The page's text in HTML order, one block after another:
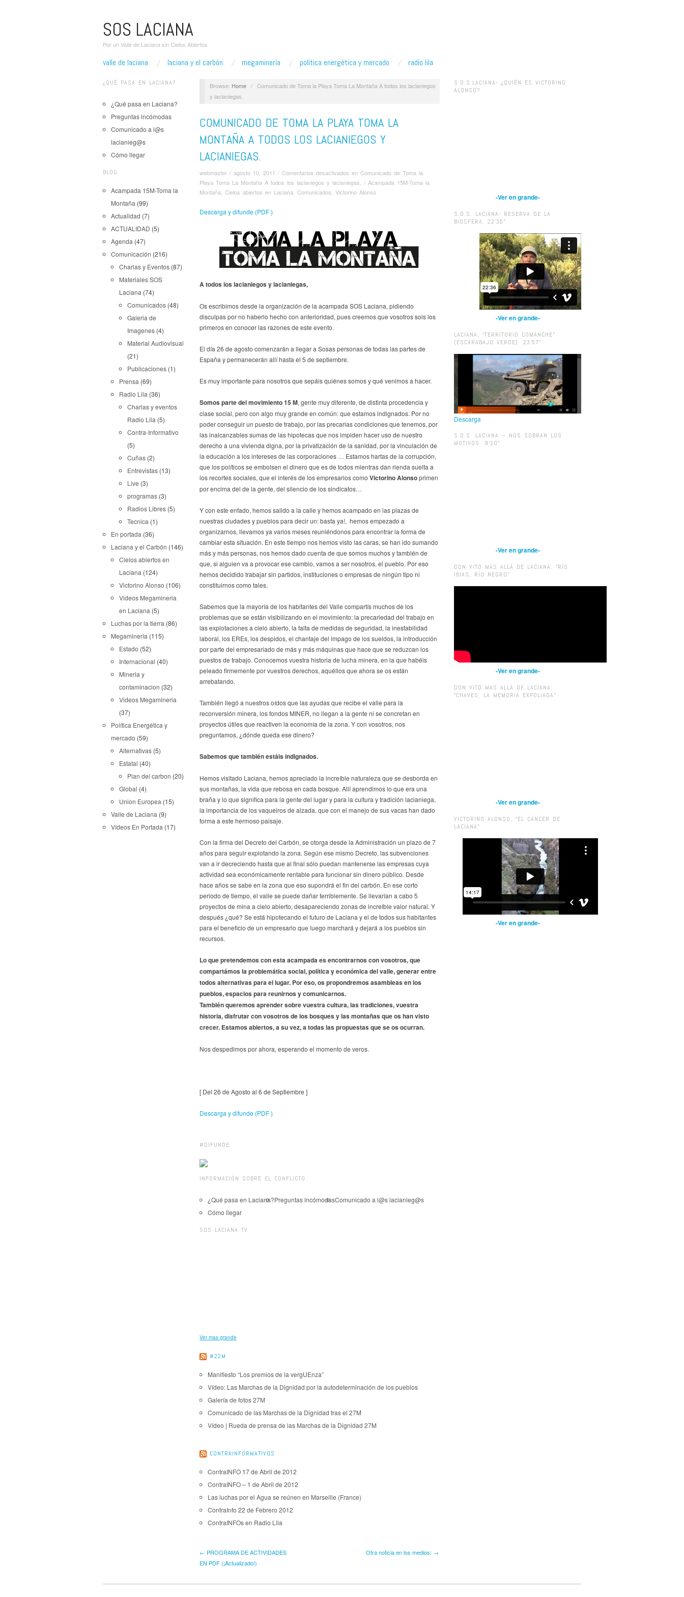
SOS LACIANA
Por un Valle de Laciana sin Cielos Abiertos
valle de laciana laciana y el carbón megaminería política energética y mercado radio lila
¿QUÉ PASA EN LACIANA?
¿Qué pasa en Laciana?
Preguntas incómodas
Comunicado a l@s
lacianieg@s
Cómo llegar
BLOG
Acampada 15M-Toma la
Montaña (99)
Actualidad (7)
ACTUALIDAD (5)
Agenda (47)
Comunicación (216)
Charlas y Eventos (87)
Materiales SOS
Laciana (74)
Comunicados (48)
Galeria de
Imagenes (4)
Material Audiovisual
(21)
Publicaciones (1)
Prensa (69)
Radio Lila (36)
Charlas y eventos
Radio Lila (5)
Contra-Informativo
(5)
Cuñas (2)
Entrevistas (13)
Live (3)
programas (3)
Radios Libres (5)
Tecnica (1)
En portada (36)
Laciana y el Carbón (146)
Cielos abiertos en
Laciana (124)
Victorino Alonso (106)
Videos Megamineria
en Laciana (5)
Luchas por la tierra (86)
Megaminería (115)
Estado (52)
Internacional (40)
Mineria y
contaminacion (32)
Videos Megamineria
(37)
Política Energética y
mercado (59)
Alternativas (5)
Estatal (40)
Plan del carbon (20)
Global (4)
Union Europea (15)
Valle de Laciana (9)
Vídeos En Portada (17)
Browse: Home / Comunicado de Toma la Playa Toma La Montaña A todos los lacianiegos
y lacianiegas.
COMUNICADO DE TOMA LA PLAYA TOMA LA
MONTAÑA A TODOS LOS LACIANIEGOS Y
LACIANIEGAS.
webmaster / agosto 10, 2011 / Comentarios desactivados en Comunicado de Toma la
Playa Toma La Montaña A todos los lacianiegos y lacianiegas. / Acampada 15M-Toma la
Montaña Cielos abiertos en Laciana Comunicados Victorino Alonso
Descarga y difunde (PDF )
A todos los lacianiegos y lacianiegas,
Os escribimos desde la organización de la acampada SOS Laciana, pidiendo
disculpas por no haberlo hecho con anterioridad, pues creemos que vosotros sois los
primeros en conocer las razones de este evento.
El día 26 de agosto comenzarán a llegar a Sosas personas de todas las partes de
España y permanecerán allí hasta el 5 de septiembre.
Es muy importante para nosotros que sepáis quiénes somos y qué venimos a hacer.
Somos parte del movimiento 15 M, gente muy diferente, de distinta procedencia y
clase social, pero con algo muy grande en común: que estamos indignados. Por no
poder conseguir un puesto de trabajo, por las precarias condiciones que tenemos, por
las inalcanzables sumas de las hipotecas que nos impiden hacer uso de nuestro
derecho a una vivienda digna, por la privatización de la sanidad, por la vinculación de
la educación a los intereses de las corporaciones … Estamos hartas de la corrupción,
que los políticos se embolsen el dinero que es de todos mientras dan rienda suelta a
los recortes sociales, que el interés de los empresarios como Victorino Alonsoprimen
por encima del de la gente, del silencio de los sindicatos…
Y con este enfado, hemos salido a la calle y hemos acampado en las plazas de
nuestras ciudades y pueblos para decir un: basta ya!, hemos empezado a
organizarnos, llevamos ya varios meses reuniéndonos para encontrar la forma de
cambiar esta situación. En este tiempo nos hemos visto las caras, se han ido sumando
más y más personas, nos hemos dado cuenta de que somos muchos y también de
que, si alguien va a provocar ese cambio, vamos a ser nosotros, el pueblo. Por eso
hemos decidido trabajar sin partidos, instituciones o empresas de ningún tipo ni
constituirnos como tales.
Sabemos que la mayoría de los habitantes del Valle compartís muchos de los
problemas que se están visibilizando en el movimiento: la precariedad del trabajo en
las explotaciones a cielo abierto, la falta de medidas de seguridad, la inestabilidad
laboral, los EREs, los despidos, el chantaje del impago de los sueldos, la introducción
por parte del empresariado de más y más máquinas que hace que se reduzcan los
puestos de trabajo. Conocemos vuestra historia de lucha minera, en la que habéis
peleado firmemente por vuestros derechos, aquéllos que ahora se os están
arrebatando.
También llegó a nuestros oídos que las ayudas que recibe el valle para la
reconversión minera, los fondos MINER, no llegan a la gente ni se concretan en
proyectos útiles que reactiven la economía de la zona. Y con vosotros, nos
preguntamos, ¿dónde queda ese dinero?
Sabemos que también estáis indignados.
Hemos visitado Laciana, hemos apreciado la increíble naturaleza que se desborda en
sus montañas, la vida que rebosa en cada bosque. Allí aprendimos lo que era una
braña y lo que significa para la gente del lugar y para la cultura y tradición lacianiega,
la importancia de los vaqueiros de alzada, que con el manejo de sus vacas han dado
forma a este hermoso paisaje.
Con la firma del Decreto del Carbón, se otorga desde la Administración un plazo de 7
años para seguir explotando la zona. Según ese mismo Decreto, las subvenciones
van a ir decreciendo hasta que al final sólo puedan mantenerse las empresas cuya
actividad sea económicamente rentable para funcionar sin dinero público. Desde
hace años se sabe en la zona que eso supondrá el fin del carbón. En ese corto
periodo de tiempo, el valle se puede dañar terriblemente. Se llevarían a cabo 5
proyectos de mina a cielo abierto, desapareciendo zonas de increíble valor natural. Y
después ¿qué? Se está hipotecando el futuro de Laciana y el de todos sus habitantes
para el beneficio de un empresario que luego marchará y dejará a los pueblos sin
recursos.
Lo que pretendemos con esta acampada es encontrarnos con vosotros, que
compartámos la problemática social, política y económica del valle, generar entre
todos alternativas para el lugar. Por eso, os propondremos asambleas en los
pueblos, espacios para reunirnos y comunicarnos.
También queremos aprender sobre vuestra cultura, las tradiciones, vuestra
historia, disfrutar con vosotros de los bosques y las montañas que os han visto
crecer. Estamos abiertos, a su vez, a todas las propuestas que se os ocurran.
Nos despedimos por ahora, esperando el momento de veros.
[ Del 26 de Agosto al 6 de Septiembre ]
Descarga y difunde (PDF )
#DIFUNDE
INFORMACIÓN SOBRE EL CONFLICTO
¿Qué pasa en Laciana?Preguntas incómodasComunicado a l@s lacianieg@s
Cómo llegar
SOS LACIANA TV
Ver mas grande
#22M
Manifiesto “Los premios de la vergUEnza”
Vídeo: Las Marchas de la Dignidad por la autodeterminación de los pueblos
Galería de fotos 27M
Comunicado de las Marchas de la Dignidad tras el 27M
Vídeo | Rueda de prensa de las Marchas de la Dignidad 27M
CONTRAINFORMATIVOS
ContraINFO 17 de Abril de 2012
ContraINFO – 1 de Abril de 2012
Las luchas por el Agua se reúnen en Marseille (France)
ContraInfo 22 de Febrero 2012
ContraINFOs en Radio Lila
← PROGRAMA DE ACTIVIDADES
EN PDF (¡Actualizado!)
Otra noticia en los medios: →
S.O.S.LACIANA- ¿QUIÉN ES VICTORINO
ALONSO?
-Ver en grande-
S.O.S. LACIANA- RESERVA DE LA
BIOSFERA. 22’35”
-Ver en grande-
LACIANA, “TERRITORIO COMANCHE”
(ESCARABAJO VERDE). 23’57”
Descarga
S.O.S. LACIANA – NOS SOBRAN LOS
MOTIVOS. 9’10”
-Ver en grande-
DON VITO MÁS ALLÁ DE LACIANA: “RÍO
IBIAS, RÍO NEGRO”
-Ver en grande-
DON VITO MAS ALLÁ DE LACIANA:
“CHAVES, LA MEMORIA EXPOLIADA”
-Ver en grande-
VICTORINO ALONSO, “EL CÁNCER DE
LACIANA”
-Ver en grande-